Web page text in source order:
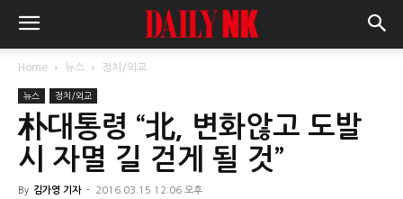
Home 뉴스 정치/외교
뉴스 정치/외교
朴대통령 “北, 변화않고 도발
시 자멸 길 걷게 될 것”
By 김가영 기자 - 2016.03.15 12:06 오후